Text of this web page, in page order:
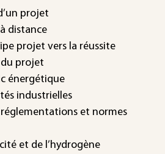
projet
distance
projet vers la réussite
du projet
énergétique
industrielles
et normes
et de l’hydrogène